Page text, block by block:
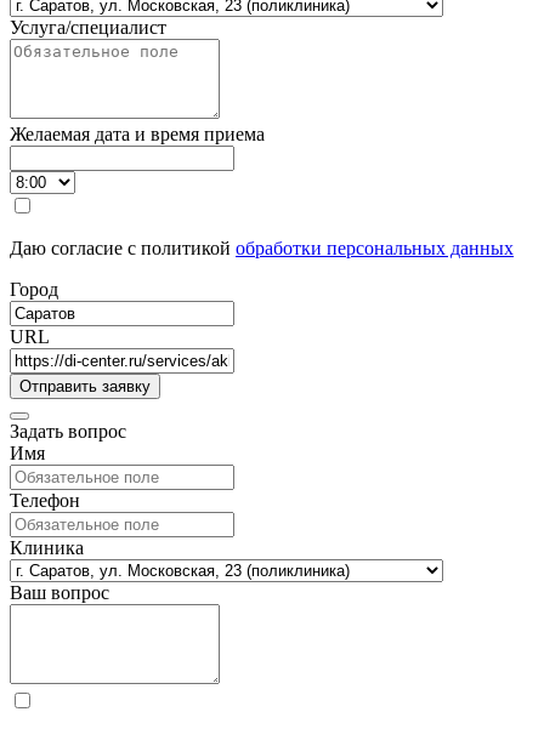
Услуга/специалист
Желаемая дата и время приема
Даю согласие с политикой обработки персональных данных
Город
URL
Задать вопрос
Имя
Телефон
Клиника
Ваш вопрос